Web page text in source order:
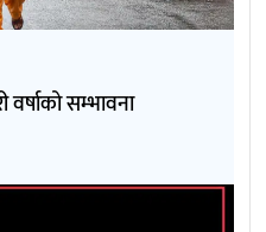
सम्भावना